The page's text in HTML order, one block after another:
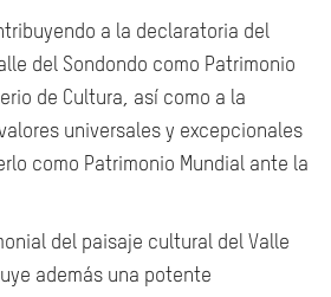
a la declaratoria del
del Sondondo como Patrimonio
de Cultura, así como a la
universales y excepcionales
como Patrimonio Mundial ante la
del paisaje cultural del Valle
además una potente